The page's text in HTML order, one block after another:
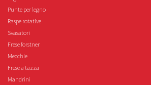
Punte per legno
Raspe rotative
Svasatori
Frese forstner
Mecchie
Frese a tazza
Mandrini